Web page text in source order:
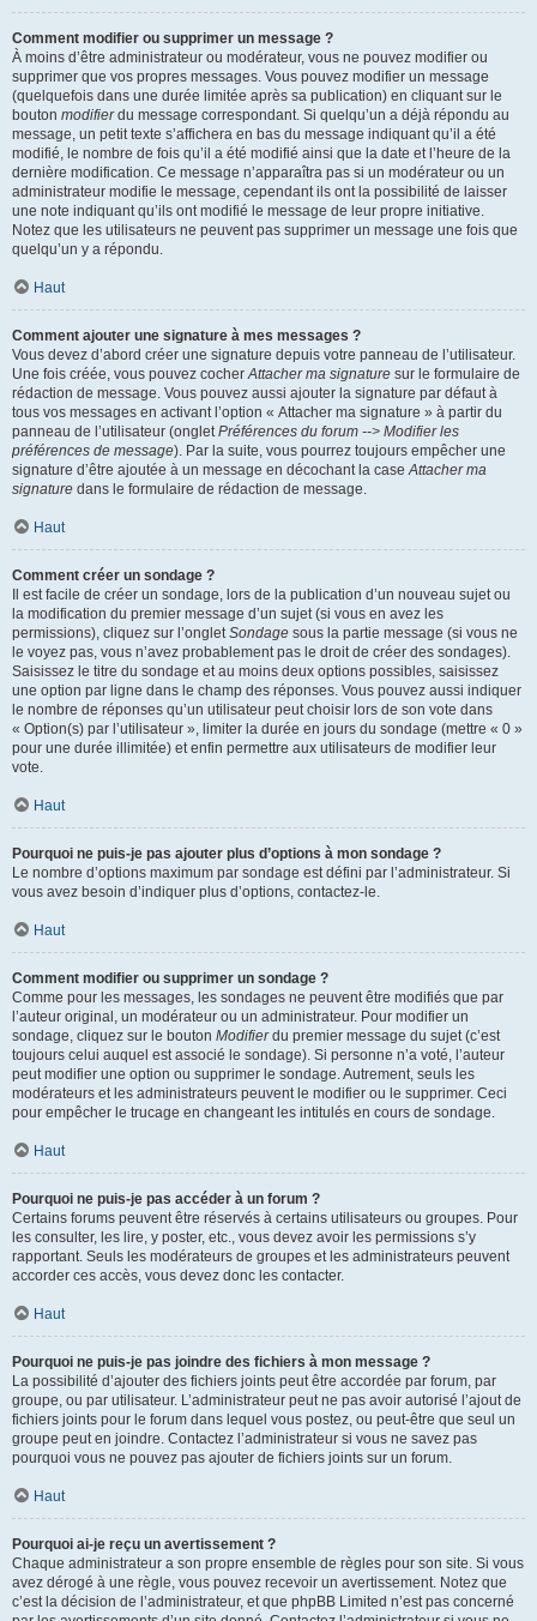
Comment modifier ou supprimer un message ?
À moins d’être administrateur ou modérateur, vous ne pouvez modifier ou
supprimer que vos propres messages. Vous pouvez modifier un message
(quelquefois dans une durée limitée après sa publication) en cliquant sur le
bouton modifierdu message correspondant. Si quelqu’un a déjà répondu au
message, un petit texte s’affichera en bas du message indiquant qu’il a été
modifié, le nombre de fois qu’il a été modifié ainsi que la date et l’heure de la
dernière modification. Ce message n’apparaîtra pas si un modérateur ou un
administrateur modifie le message, cependant ils ont la possibilité de laisser
une note indiquant qu’ils ont modifié le message de leur propre initiative.
Notez que les utilisateurs ne peuvent pas supprimer un message une fois que
quelqu’un y a répondu.
Haut
Comment ajouter une signature à mes messages ?
Vous devez d’abord créer une signature depuis votre panneau de l’utilisateur.
Une fois créée, vous pouvez cocherAttacher ma signature sur le formulaire de
rédaction de message. Vous pouvez aussi ajouter la signature par défaut à
tous vos messages en activant l’option « Attacher ma signature » à partir du
panneau de l’utilisateur (ongletPréférences du forum --> Modifier les
préférences de message). Par la suite, vous pourrez toujours empêcher une
signature d’être ajoutée à un message en décochant la caseAttacher ma
signature dans le formulaire de rédaction de message.
Haut
Comment créer un sondage ?
Il est facile de créer un sondage, lors de la publication d’un nouveau sujet ou
la modification du premier message d’un sujet (si vous en avez les
permissions), cliquez sur l’ongletSondage sous la partie message (si vous ne
le voyez pas, vous n’avez probablement pas le droit de créer des sondages).
Saisissez le titre du sondage et au moins deux options possibles, saisissez
une option par ligne dans le champ des réponses. Vous pouvez aussi indiquer
le nombre de réponses qu’un utilisateur peut choisir lors de son vote dans
« Option(s) par l’utilisateur », limiter la durée en jours du sondage (mettre « 0 »
pour une durée illimitée) et enfin permettre aux utilisateurs de modifier leur
vote.
Haut
Pourquoi ne puis-je pas ajouter plus d’options à mon sondage ?
Le nombre d’options maximum par sondage est défini par l’administrateur. Si
vous avez besoin d’indiquer plus d’options, contactez-le.
Haut
Comment modifier ou supprimer un sondage ?
Comme pour les messages, les sondages ne peuvent être modifiés que par
l’auteur original, un modérateur ou un administrateur. Pour modifier un
sondage, cliquez sur le bouton Modifierdu premier message du sujet (c’est
toujours celui auquel est associé le sondage). Si personne n’a voté, l’auteur
peut modifier une option ou supprimer le sondage. Autrement, seuls les
modérateurs et les administrateurs peuvent le modifier ou le supprimer. Ceci
pour empêcher le trucage en changeant les intitulés en cours de sondage.
Haut
Pourquoi ne puis-je pas accéder à un forum ?
Certains forums peuvent être réservés à certains utilisateurs ou groupes. Pour
les consulter, les lire, y poster, etc., vous devez avoir les permissions s’y
rapportant. Seuls les modérateurs de groupes et les administrateurs peuvent
accorder ces accès, vous devez donc les contacter.
Haut
Pourquoi ne puis-je pas joindre des fichiers à mon message ?
La possibilité d’ajouter des fichiers joints peut être accordée par forum, par
groupe, ou par utilisateur. L’administrateur peut ne pas avoir autorisé l’ajout de
fichiers joints pour le forum dans lequel vous postez, ou peut-être que seul un
groupe peut en joindre. Contactez l’administrateur si vous ne savez pas
pourquoi vous ne pouvez pas ajouter de fichiers joints sur un forum.
Haut
Pourquoi ai-je reçu un avertissement ?
Chaque administrateur a son propre ensemble de règles pour son site. Si vous
avez dérogé à une règle, vous pouvez recevoir un avertissement. Notez que
c’est la décision de l’administrateur, et que phpBB Limited n’est pas concerné